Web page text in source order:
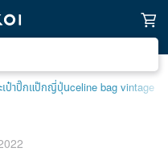
เป๋าปิ๊กแป๊กญี่ปุ่นceline bag vintage